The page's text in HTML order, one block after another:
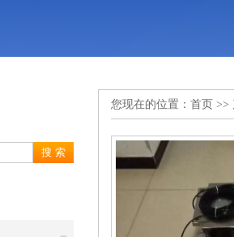
您现在的位置： 首页 >>